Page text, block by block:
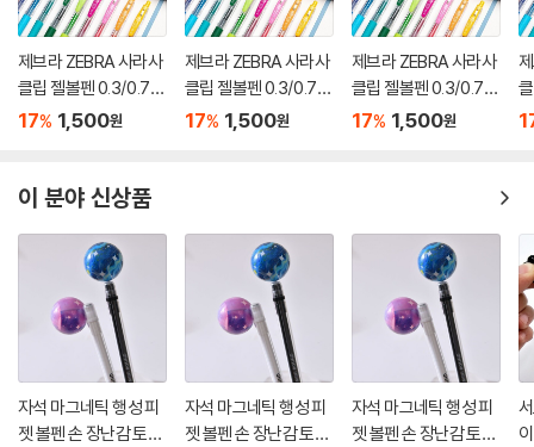
제브라 ZEBRA 사라사
클립 젤볼펜 0.3/0.7m
m
17% 1,500원
제브라 ZEBRA 사라사
클립 젤볼펜 0.3/0.7m
m
17% 1,500원
제브라 ZEBRA 사라사
클립 젤볼펜 0.3/0.7m
m
17% 1,500원
m
이 분야 신상품
자석 마그네틱 행성 피
젯 볼펜 손 장난감 토이
자석 마그네틱 행성 피
젯 볼펜 손 장난감 토이
자석 마그네틱 행성 피
젯 볼펜 손 장난감 토이